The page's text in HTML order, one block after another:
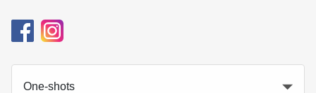
One-shots